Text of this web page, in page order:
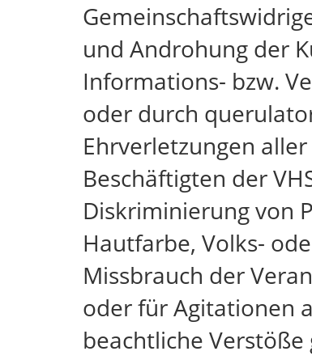
und Androhung der
Informations- bzw.
oder durch
Ehrverletzungen
Beschäftigten der
Diskriminierung von
Hautfarbe, Volks-
Missbrauch der
oder für Agitationen
beachtliche